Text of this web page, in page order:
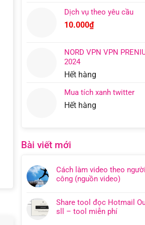
Dịch vụ theo yêu cầu
10.000₫
NORD VPN VPN
2024
Hết hàng
Mua tích xanh twitter
Hết hàng
Bài viết mới
Cách làm video theo
công (nguồn video)
Share tool đọc Hotmail
sll – tool miễn phí